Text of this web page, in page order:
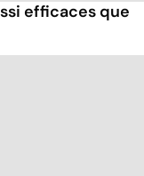
efficaces que